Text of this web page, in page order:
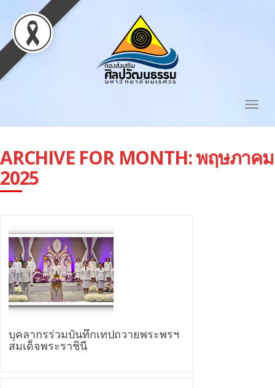
ARCHIVE FOR MONTH:พฤษภาคม
2025
บุคลากรร่วมบันทึกเทปถวายพระพรฯ
สมเด็จพระราชินี